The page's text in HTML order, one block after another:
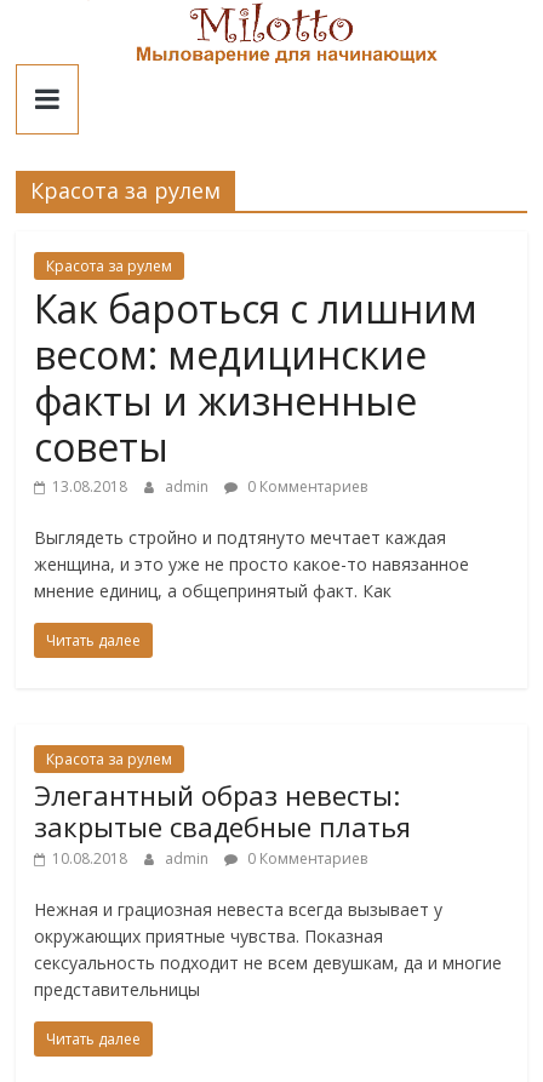
contentМилотто
Красота за рулем
Красота за рулем
Как бароться с лишним
весом: медицинские
факты и жизненные
советы
13.08.2018 admin 0 Комментариев
Выглядеть стройно и подтянуто мечтает каждая
женщина, и это уже не просто какое-то навязанное
мнение единиц, а общепринятый факт. Как
Читать далее
Красота за рулем
Элегантный образ невесты:
закрытые свадебные платья
10.08.2018 admin 0 Комментариев
Нежная и грациозная невеста всегда вызывает у
окружающих приятные чувства. Показная
сексуальность подходит не всем девушкам, да и многие
представительницы
Читать далее